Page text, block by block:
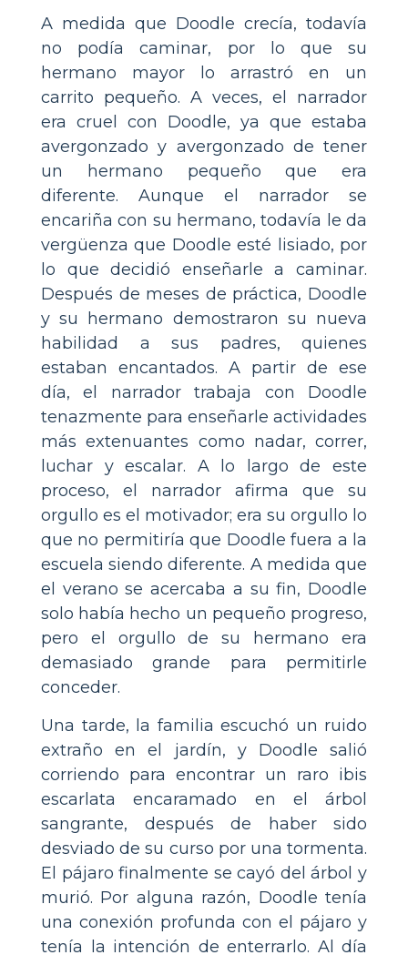
A medida que Doodle crecía, todavía
no podía caminar, por lo que su
hermano mayor lo arrastró en un
carrito pequeño. A veces, el narrador
era cruel con Doodle, ya que estaba
avergonzado y avergonzado de tener
un hermano pequeño que era
diferente. Aunque el narrador se
encariña con su hermano, todavía le da
vergüenza que Doodle esté lisiado, por
lo que decidió enseñarle a caminar.
Después de meses de práctica, Doodle
y su hermano demostraron su nueva
habilidad a sus padres, quienes
estaban encantados. A partir de ese
día, el narrador trabaja con Doodle
tenazmente para enseñarle actividades
más extenuantes como nadar, correr,
luchar y escalar. A lo largo de este
proceso, el narrador afirma que su
orgullo es el motivador; era su orgullo lo
que no permitiría que Doodle fuera a la
escuela siendo diferente. A medida que
el verano se acercaba a su fin, Doodle
solo había hecho un pequeño progreso,
pero el orgullo de su hermano era
demasiado grande para permitirle
conceder.
Una tarde, la familia escuchó un ruido
extraño en el jardín, y Doodle salió
corriendo para encontrar un raro ibis
escarlata encaramado en el árbol
sangrante, después de haber sido
desviado de su curso por una tormenta.
El pájaro finalmente se cayó del árbol y
murió. Por alguna razón, Doodle tenía
una conexión profunda con el pájaro y
tenía la intención de enterrarlo. Al día